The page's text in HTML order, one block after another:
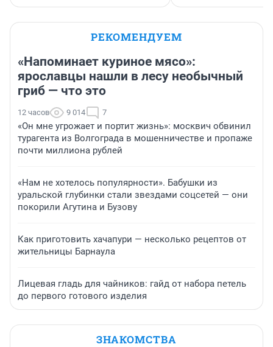
РЕКОМЕНДУЕМ
«Напоминает куриное мясо»:
ярославцы нашли в лесу необычный
гриб — что это
12 часов 9 014 7
«Он мне угрожает и портит жизнь»: москвич обвинил
турагента из Волгограда в мошенничестве и пропаже
почти миллиона рублей
«Нам не хотелось популярности». Бабушки из
уральской глубинки стали звездами соцсетей — они
покорили Агутина и Бузову
Как приготовить хачапури — несколько рецептов от
жительницы Барнаула
Лицевая гладь для чайников: гайд от набора петель
до первого готового изделия
ЗНАКОМСТВА